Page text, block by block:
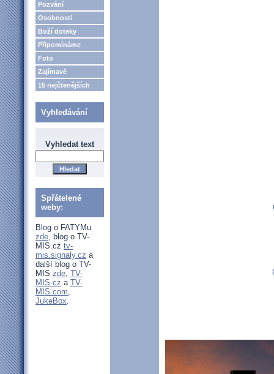
Pozvání
Osobnosti
Boží doteky
Připomínáme
Foto
Zajímavé
15 nejčtenějších
Vyhledávání
Vyhledat text
Spřátelené
weby:
Blog o FATYMu
zde, blog o TV-
MIS.cz tv-
mis.signaly.cz a
další blog o TV-
MIS zde, TV-
MIS.cz a TV-
MIS.com,
JukeBox.